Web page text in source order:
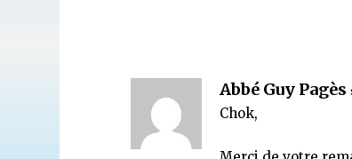
Abbé Guy Pagès
Chok,